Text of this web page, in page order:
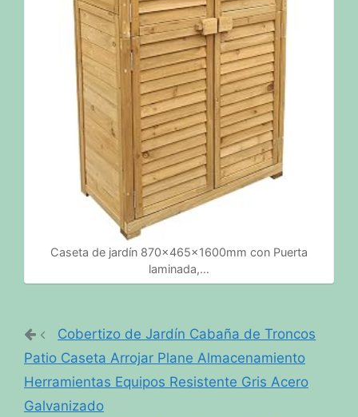
Caseta de jardín 870x465x1600mm con Puerta
laminada,…
Cobertizo de Jardín Cabaña de Troncos
Patio Caseta Arrojar Plane Almacenamiento
Herramientas Equipos Resistente Gris Acero
Galvanizado